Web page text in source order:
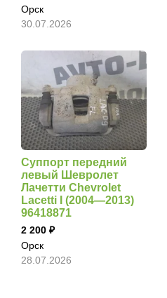
Орск
30.07.2026
Суппорт передний
левый Шевролет
Лачетти Chevrolet
Lacetti I (2004—2013)
96418871
2 200
Орск
28.07.2026